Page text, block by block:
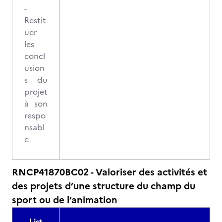
-
Restit
uer
les
concl
usion
s du
projet
à son
respo
nsabl
e
RNCP41870BC02 - Valoriser des activités et
des projets d’une structure du champ du
sport ou de l’animation